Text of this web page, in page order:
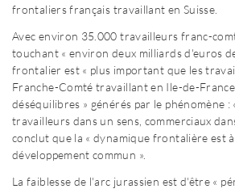
frontaliers français travaillant en Suisse.
Avec environ 35.000 travailleurs franc-
touchant « environ deux milliards d'euros
frontalier est « plus important que les
Franche-Comté travaillant en Ile-de-France
déséquilibres » générés par le phénomène :
travailleurs dans un sens, commerciaux
conclut que la « dynamique frontalière est
développement commun ».
La faiblesse de l'arc jurassien est d'être «